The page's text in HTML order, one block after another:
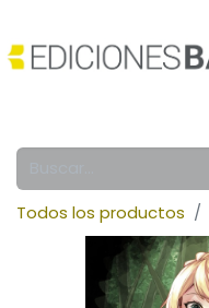
Todos los productos